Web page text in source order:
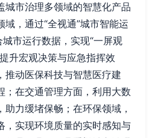
城市治理多领域的智慧化产品
，通过“全视通”城市智能运
市运行数据，实现“一屏观
升宏观决策与应急指挥效
推动医保科技与智慧医疗建
；在交通管理方面，利用大数
力缓堵保畅；在环保领域，
，实现环境质量的实时感知与